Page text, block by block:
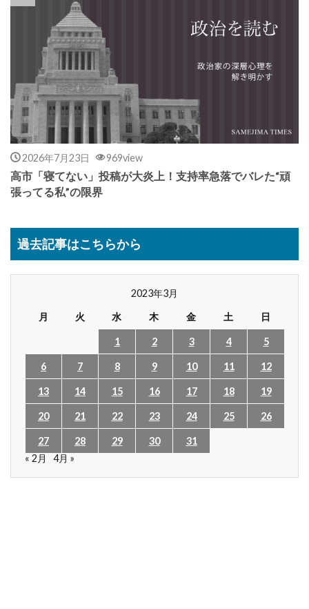
2026年7月23日 969view
高市「寝てない」投稿が大炎上！支持率急落でバレた“頑
張ってる私”の限界
過去記事はこちらから
2023年3月
月
火 水 木 金 土 日
1 2 3 4 5
6 7 8 9 10 11 12
13 14 15 16 17 18 19
20 21 22 23 24 25 26
27 28 29 30
31
« 2月
4月 »